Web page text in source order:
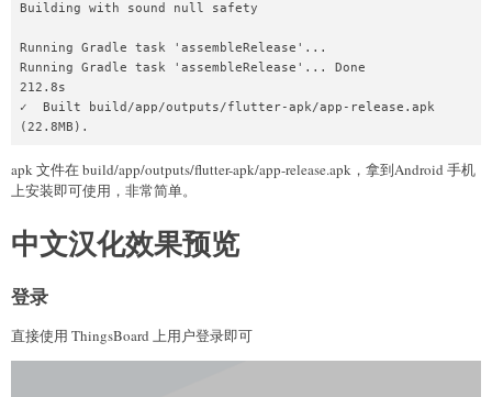
Building with sound null safety
Running Gradle task 'assembleRelease'...
Running Gradle task 'assembleRelease'... Done
212.8s
✓  Built build/app/outputs/flutter-apk/app-release.apk
(22.8MB).
apk 文件在 build/app/outputs/flutter-apk/app-release.apk，拿到Android 手机
上安装即可使用，非常简单。
中文汉化效果预览
登录
直接使用 ThingsBoard 上用户登录即可